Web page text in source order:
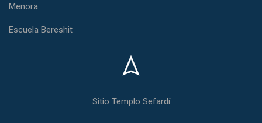
Menora
Escuela Bereshit
Sitio Templo Sefardí